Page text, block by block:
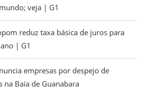
veja | G1
reduz taxa básica de juros para
| G1
empresas por despejo de
na Baía de Guanabara